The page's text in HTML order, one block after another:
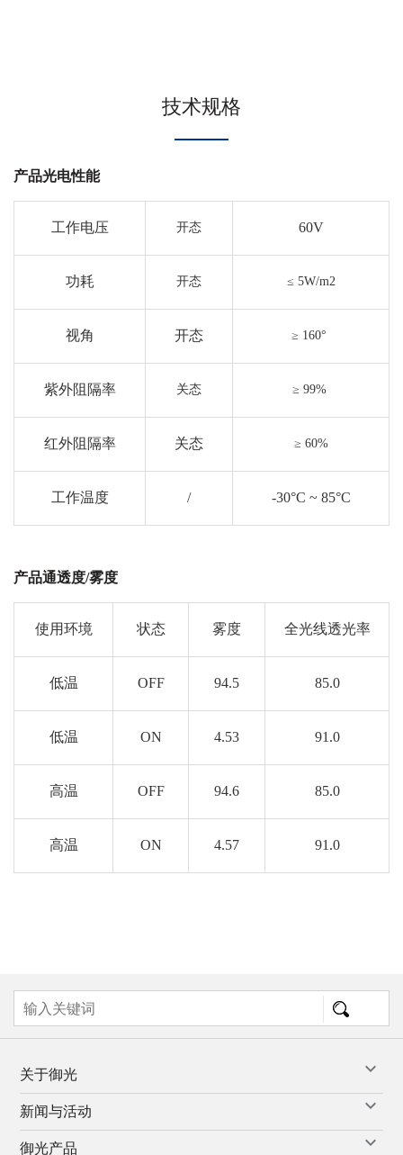
技术规格
产品光电性能
工作电压 开态 60V
功耗 开态 ≤ 5W/m2
视角 开态 ≥ 160°
紫外阻隔率 关态 ≥ 99%
红外阻隔率 关态 ≥ 60%
工作温度 / -30°C ~ 85°C
产品通透度/雾度
使用环境 状态 雾度 全光线透光率
低温 OFF 94.5 85.0
低温 ON 4.53 91.0
高温 OFF 94.6 85.0
高温 ON 4.57 91.0
关于御光
新闻与活动
御光产品